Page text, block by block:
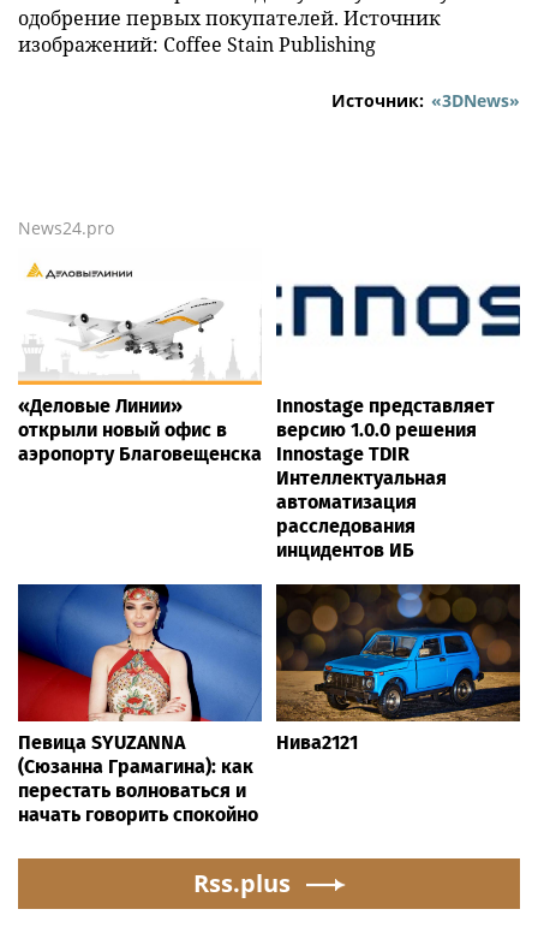
одобрение первых покупателей. Источник
изображений: Coffee Stain Publishing
Источник: «3DNews»
News24.pro
«Деловые Линии»
открыли новый офис в
аэропорту Благовещенска
Innostage представляет
версию 1.0.0 решения
Innostage TDIR
Интеллектуальная
автоматизация
расследования
инцидентов ИБ
Певица SYUZANNA
(Сюзанна Грамагина): как
перестать волноваться и
начать говорить спокойно
Нива2121
Rss.plus